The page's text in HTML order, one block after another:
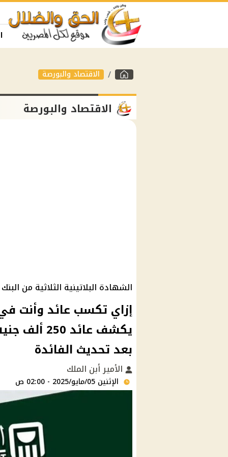
الاقتصاد والبورصة
الاقتصاد والبورصة
الشهادة البلاتينية الثلاثية من
إزاي تكسب عائد وأنت
يكشف عائد
بعد تحديث الفائدة
الأمير أبن الملك
الإثنين 05/مايو/2025 - 02:00 ص